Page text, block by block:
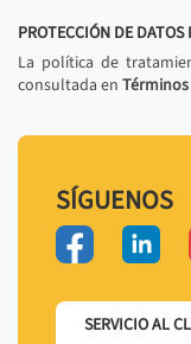
PROTECCIÓN DE DATOS
La política de
consultada en
SÍGUENOS
SERVICIO AL